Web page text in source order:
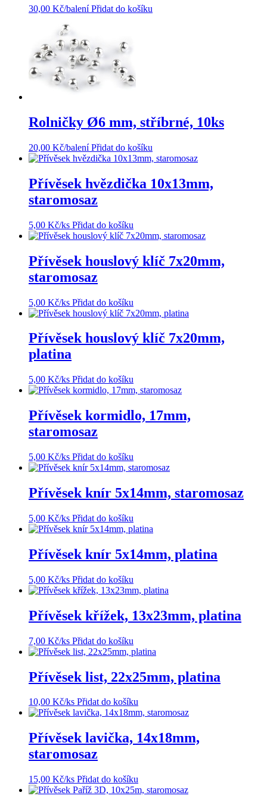
30,00 Kč/baleníPřidat do košíku
Rolničky Ø6 mm, stříbrné, 10ks
20,00 Kč/baleníPřidat do košíku
Přívěsek hvězdička 10x13mm,
staromosaz
5,00 Kč/ks Přidat do košíku
Přívěsek houslový klíč 7x20mm,
staromosaz
5,00 Kč/ks Přidat do košíku
Přívěsek houslový klíč 7x20mm,
platina
5,00 Kč/ks Přidat do košíku
Přívěsek kormidlo, 17mm,
staromosaz
5,00 Kč/ks Přidat do košíku
Přívěsek knír 5x14mm, staromosaz
5,00 Kč/ks Přidat do košíku
Přívěsek knír 5x14mm, platina
5,00 Kč/ks Přidat do košíku
Přívěsek křížek, 13x23mm, platina
7,00 Kč/ks Přidat do košíku
Přívěsek list, 22x25mm, platina
10,00 Kč/ks Přidat do košíku
Přívěsek lavička, 14x18mm,
staromosaz
15,00 Kč/ks Přidat do košíku